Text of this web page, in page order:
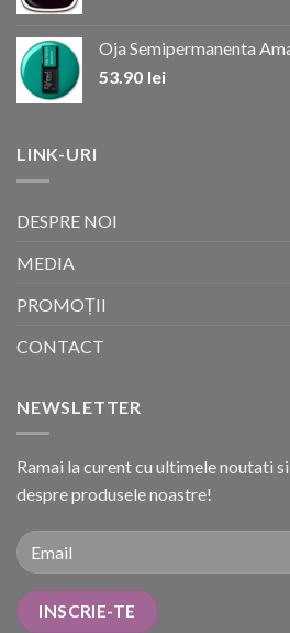
Oja Semipermanenta
53.90 lei
LINK-URI
DESPRE NOI
MEDIA
PROMOȚII
CONTACT
NEWSLETTER
Ramai la curent cu ultimele noutati
despre produsele noastre!